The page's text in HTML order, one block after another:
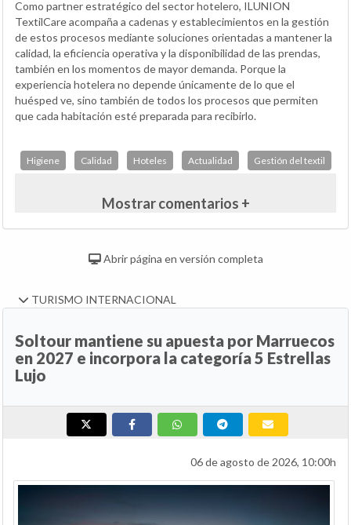
Como partner estratégico del sector hotelero, ILUNION
TextilCare acompaña a cadenas y establecimientos en la gestión
de estos procesos mediante soluciones orientadas a mantener la
calidad, la eficiencia operativa y la disponibilidad de las prendas,
también en los momentos de mayor demanda. Porque la
experiencia hotelera no depende únicamente de lo que el
huésped ve, sino también de todos los procesos que permiten
que cada habitación esté preparada para recibirlo.
Higiene Calidad Hoteles Actualidad Gestión del textil
Mostrar comentarios +
Abrir página en versión completa
TURISMO INTERNACIONAL
Soltour mantiene su apuesta por Marruecos
en 2027 e incorpora la categoría 5 Estrellas
Lujo
06 de agosto de 2026, 10:00h